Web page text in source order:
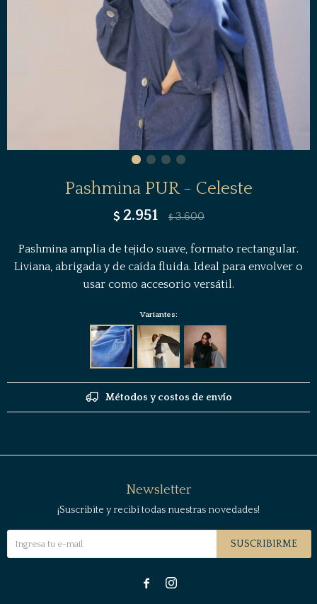
Pashmina PUR - Celeste
$ 2.951 $ 3.600
Pashmina amplia de tejido suave, formato rectangular.
Liviana, abrigada y de caída fluida. Ideal para envolver o
usar como accesorio versátil.
Variantes:
Métodos y costos de envío
Newsletter
¡Suscribite y recibí todas nuestras novedades!
SUSCRIBIRME
 